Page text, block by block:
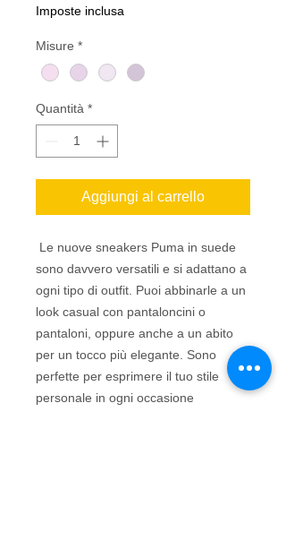
Imposte inclusa
Misure *
Quantità *
Aggiungi al carrello
Le nuove sneakers Puma in suede
sono davvero versatili e si adattano a
ogni tipo di outfit. Puoi abbinarle a un
look casual con pantaloncini o
pantaloni, oppure anche a un abito
per un tocco più elegante. Sono
perfette per esprimere il tuo stile
personale in ogni occasione